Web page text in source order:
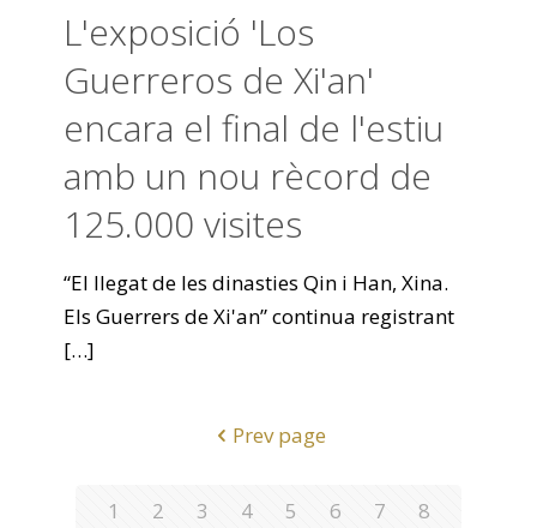
L'exposició 'Los
Guerreros de Xi'an'
encara el final de l'estiu
amb un nou rècord de
125.000 visites
“El llegat de les dinasties Qin i Han, Xina.
Els Guerrers de Xi'an” continua registrant
[…]
Prev page
1 2 3 4 5 6 7
8